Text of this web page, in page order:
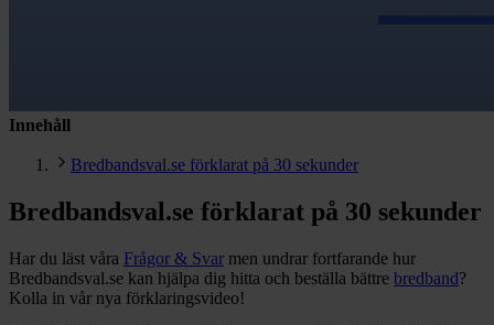
Innehåll
Bredbandsval.se förklarat på 30 sekunder
Bredbandsval.se förklarat på 30 sekunder
Har du läst våra Frågor & Svar men undrar fortfarande hur
Bredbandsval.se kan hjälpa dig hitta och beställa bättre bredband?
Kolla in vår nya förklaringsvideo!